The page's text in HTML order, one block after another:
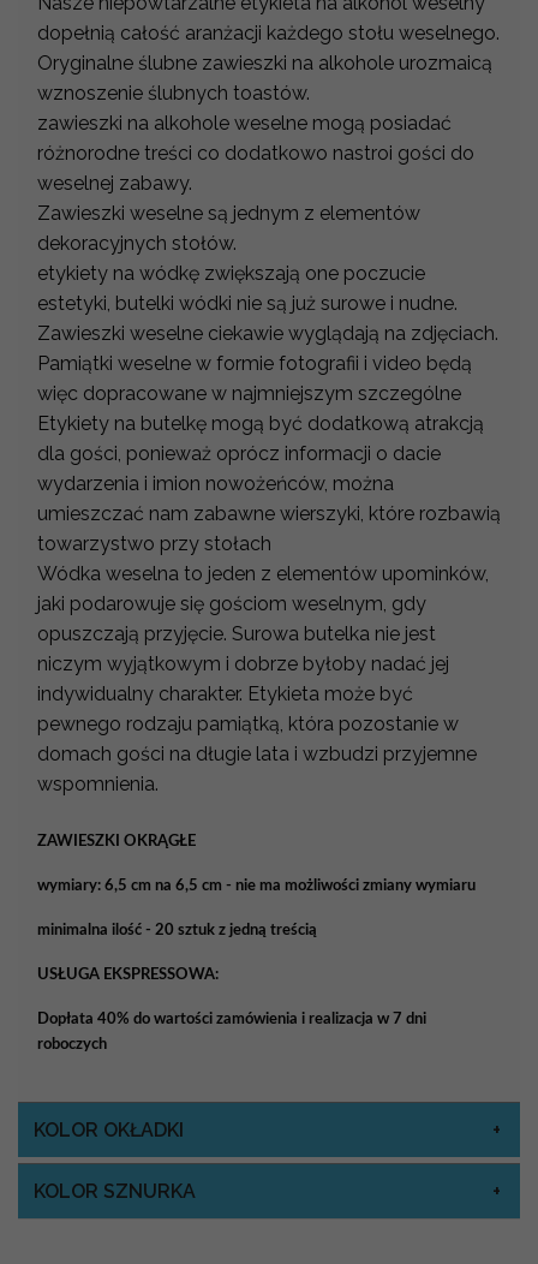
dopełnią całość aranżacji każdego stołu weselnego.
Oryginalne ślubne zawieszki na alkohole urozmaicą
wznoszenie ślubnych toastów.
zawieszki na alkohole weselne mogą posiadać
różnorodne treści co dodatkowo nastroi gości do
weselnej zabawy.
Zawieszki weselne są jednym z elementów
dekoracyjnych stołów.
etykiety na wódkę zwiększają one poczucie
estetyki, butelki wódki nie są już surowe i nudne.
Zawieszki weselne ciekawie wyglądają na zdjęciach.
Pamiątki weselne w formie fotografii i video będą
więc dopracowane w najmniejszym szczególne
Etykiety na butelkę mogą być dodatkową atrakcją
dla gości, ponieważ oprócz informacji o dacie
wydarzenia i imion nowożeńców, można
umieszczać nam zabawne wierszyki, które rozbawią
towarzystwo przy stołach
Wódka weselna to jeden z elementów upominków,
jaki podarowuje się gościom weselnym, gdy
opuszczają przyjęcie. Surowa butelka nie jest
niczym wyjątkowym i dobrze byłoby nadać jej
indywidualny charakter. Etykieta może być
pewnego rodzaju pamiątką, która pozostanie w
domach gości na długie lata i wzbudzi przyjemne
wspomnienia.
ZAWIESZKI OKRĄGŁE
wymiary: 6,5 cm na 6,5 cm - nie ma możliwości zmiany wymiaru
minimalna ilość - 20 sztuk z jedną treścią
USŁUGA EKSPRESSOWA:
Dopłata 40% do wartości zamówienia i realizacja w 7 dni
roboczych
KOLOR OKŁADKI
KOLOR SZNURKA